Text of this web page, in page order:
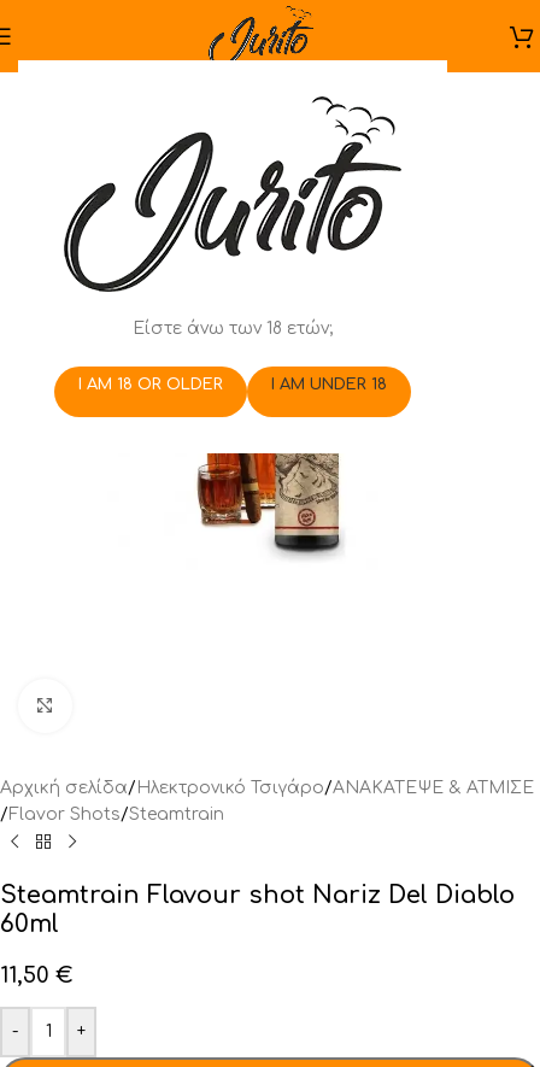
Είστε άνω των 18 ετών;
I AM 18 OR OLDER I AM UNDER 18
Αρχική σελίδα/ Ηλεκτρονικό Τσιγάρο/ΑΝΑΚΑΤΕΨΕ & ΑΤΜΙΣΕ
/ Flavor Shots/Steamtrain
Steamtrain Flavour shot Nariz Del Diablo
60ml
11,50 €
- +